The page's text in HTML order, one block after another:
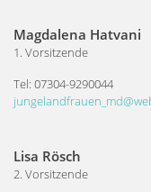
Magdalena Hatvani
1. Vorsitzende
Tel: 07304-9290044
Lisa Rösch
2. Vorsitzende